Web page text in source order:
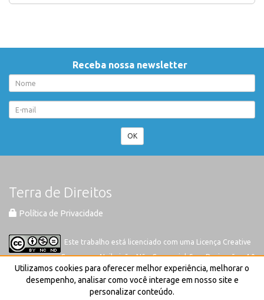
Receba nossa newsletter
OK
Terra de Direitos
Política de Privacidade
Este trabalho está licenciado com uma Licença Creative
Commons-Atribuição-Não Comercial-Sem Derivações 4.0
Internacional
Utilizamos cookies para oferecer melhor experiência, melhorar o
desempenho, analisar como você interage em nosso site e
personalizar conteúdo.